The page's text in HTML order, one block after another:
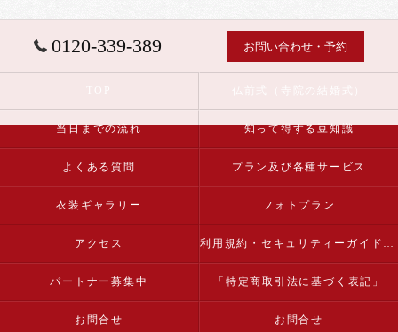
0120-339-389 お問い合わせ・予約
当日までの流れ 知って得する豆知識
よくある質問 プラン及び各種サービス
衣装ギャラリー フォトプラン
アクセス 利用規約・セキュリティーガイドライン
パートナー募集中 「特定商取引法に基づく表記」
お問合せ お問合せ